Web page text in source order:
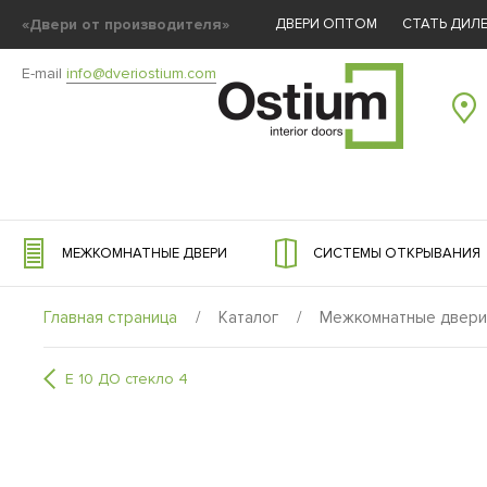
«Двери от производителя» ДВЕРИ ОПТОМ СТАТЬ
E-mail info@dveriostium.com
МЕЖКОМНАТНЫЕ ДВЕРИ СИСТЕМЫ ОТКРЫВАНИЯ
Главная страница / Каталог / Межкомнатные двери
E 10 ДО стекло 4